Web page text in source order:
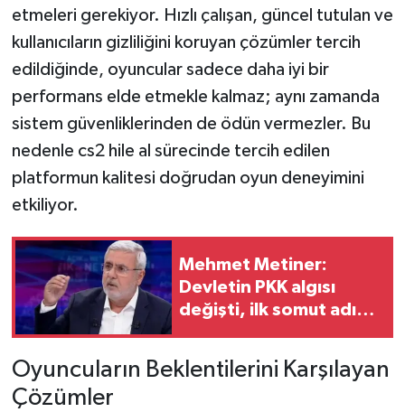
etmeleri gerekiyor. Hızlı çalışan, güncel tutulan ve
kullanıcıların gizliliğini koruyan çözümler tercih
edildiğinde, oyuncular sadece daha iyi bir
performans elde etmekle kalmaz; aynı zamanda
sistem güvenliklerinden de ödün vermezler. Bu
nedenle cs2 hile al sürecinde tercih edilen
platformun kalitesi doğrudan oyun deneyimini
etkiliyor.
Mehmet Metiner:
Devletin PKK algısı
değişti, ilk somut adım
Oyuncuların Beklentilerini Karşılayan
Çözümler